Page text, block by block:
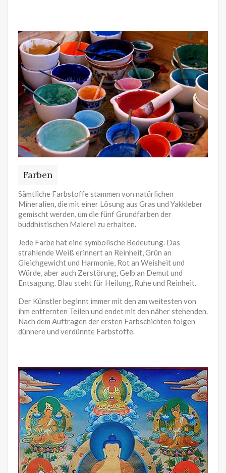
Farben
Sämtliche Farbstoffe stammen von natürlichen
Mineralien, die mit einer Lösung aus Gras und Yakkleber
gemischt werden, um die fünf Grundfarben der
buddhistischen Malerei zu erhalten.
Jede Farbe hat eine symbolische Bedeutung. Das
strahlende Weiß erinnert an Reinheit, Grün an
Gleichgewicht und Harmonie, Rot an Weisheit und
Würde, aber auch Zerstörung, Gelb an Demut und
Entsagung. Blau steht für Heilung, Ruhe und Reinheit.
Der Künstler beginnt immer mit den am weitesten von
ihm entfernten Teilen und endet mit den näher stehenden.
Nach dem Auftragen der ersten Farbschichten folgen
dünnere und verdünnte Farbstoffe.